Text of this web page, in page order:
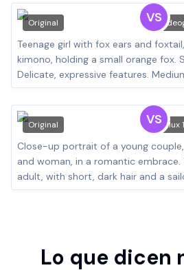
Original VS
Original VS Flux
Lo que dicen